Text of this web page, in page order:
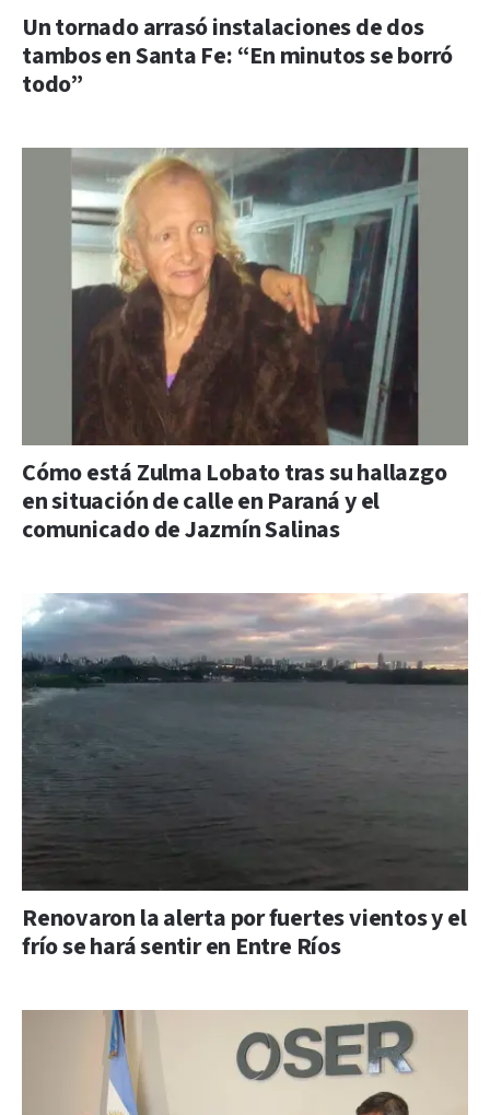
Un tornado arrasó instalaciones de dos
tambos en Santa Fe: “En minutos se borró
todo”
Cómo está Zulma Lobato tras su hallazgo
en situación de calle en Paraná y el
comunicado de Jazmín Salinas
Renovaron la alerta por fuertes vientos y el
frío se hará sentir en Entre Ríos